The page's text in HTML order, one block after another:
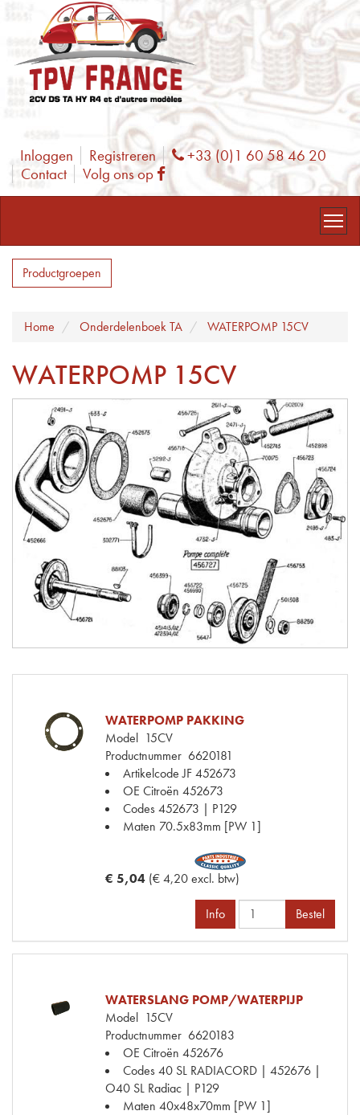
Inloggen Registreren Phone
+33 (0)1 60 58 46 20
Contact
Volg ons op Facebook
Productgroepen
Home Onderdelenboek TA WATERPOMP 15CV
WATERPOMP 15CV
WATERPOMP PAKKING
Model 15CV
Productnummer 6620181
Artikelcode JF452673
OE Citroën 452673
Codes452673 | P129
Maten 70.5x83mm [PW 1]
€ 5,04 (€ 4,20 excl. btw)
Info Bestel
WATERSLANG POMP/WATERPIJP
Model 15CV
Productnummer 6620183
OE Citroën 452676
Codes40 SL RADIACORD | 452676 |
O40 SL Radiac | P129
Maten 40x48x70mm [PW 1]